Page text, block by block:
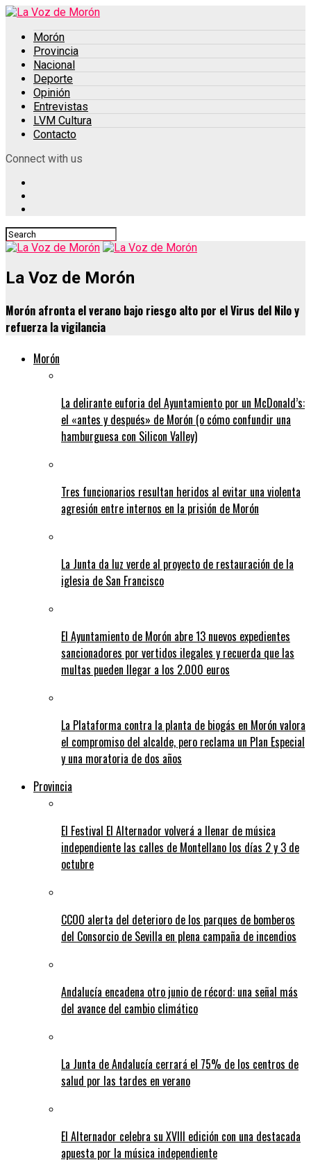
Morón
Provincia
Nacional
Deporte
Opinión
Entrevistas
LVM Cultura
Contacto
Connect with us
La Voz de Morón
Morón afronta el verano bajo riesgo alto por el Virus del Nilo y
refuerza la vigilancia
Morón
La delirante euforia del Ayuntamiento por un McDonald’s:
el «antes y después» de Morón (o cómo confundir una
hamburguesa con Silicon Valley)
Tres funcionarios resultan heridos al evitar una violenta
agresión entre internos en la prisión de Morón
La Junta da luz verde al proyecto de restauración de la
iglesia de San Francisco
El Ayuntamiento de Morón abre 13 nuevos expedientes
sancionadores por vertidos ilegales y recuerda que las
multas pueden llegar a los 2.000 euros
La Plataforma contra la planta de biogás en Morón valora
el compromiso del alcalde, pero reclama un Plan Especial
y una moratoria de dos años
Provincia
El Festival El Alternador volverá a llenar de música
independiente las calles de Montellano los días 2 y 3 de
octubre
CCOO alerta del deterioro de los parques de bomberos
del Consorcio de Sevilla en plena campaña de incendios
Andalucía encadena otro junio de récord: una señal más
del avance del cambio climático
La Junta de Andalucía cerrará el 75% de los centros de
salud por las tardes en verano
El Alternador celebra su XVIII edición con una destacada
apuesta por la música independiente